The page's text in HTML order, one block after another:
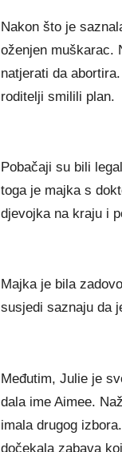
Nakon što je
oženjen muškarac.
natjerati da
roditelji smilili plan.
Pobačaji su bili
toga je majka s
djevojka na kraju i
Majka je bila
susjedi saznaju da
Međutim, Julie je
dala ime Aimee.
imala drugog
dočekala zabava